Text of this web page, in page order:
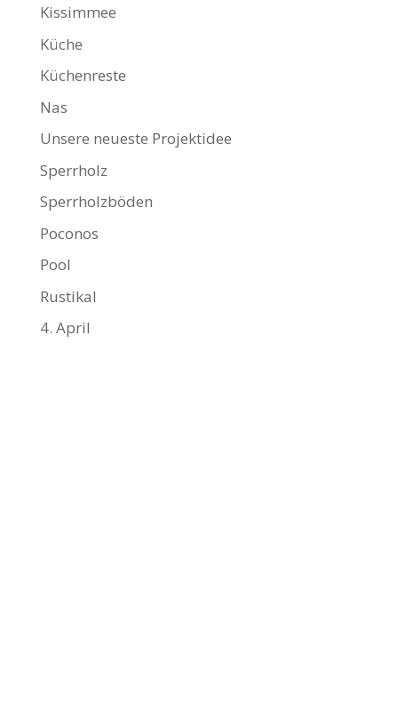
Kissimmee
Küche
Küchenreste
Nas
Unsere neueste Projektidee
Sperrholz
Sperrholzböden
Poconos
Pool
Rustikal
4. April